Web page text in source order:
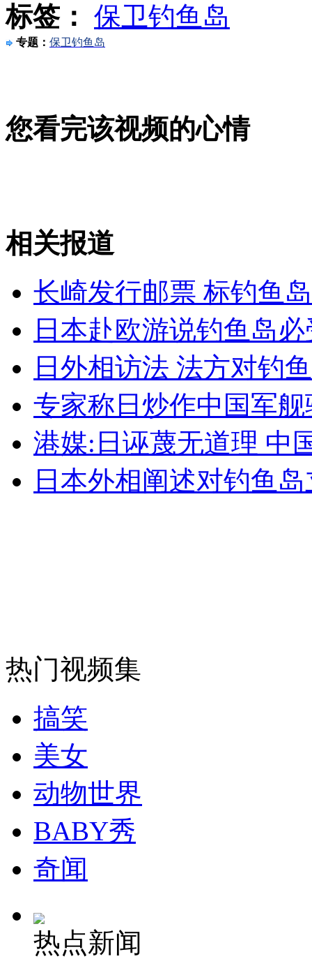
郭晶晶霍启刚为婚礼做总彩排
女子火车上捡相机竟有自己照片
女孩北京地铁殴打老人 痛下狠手拳打脚踢
无痛分娩是否安全 医生回应
外交部：反对强权政治霸凌主义
安徽一实载49人客车翻车
纽约上演“枕头大战”
司机酒驾遇交警 急速倒车逃窜
标签： 保卫钓鱼岛
专题： 保卫钓鱼岛
您看完该视频的心情
相关报道
长崎发行邮票 标钓鱼
日本赴欧游说钓鱼岛
日外相访法 法方对钓
专家称日炒作中国军
港媒:日诬蔑无道理 中
日本外相阐述对钓鱼
热门视频集
搞笑
美女
动物世界
BABY秀
奇闻
热点新闻